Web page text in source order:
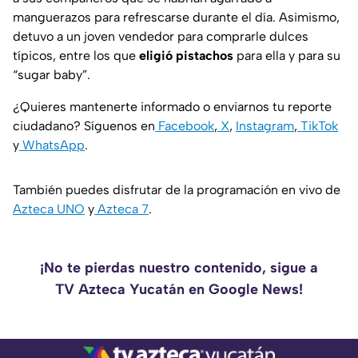
manguerazos para refrescarse durante el día. Asimismo,
detuvo a un joven vendedor para comprarle dulces
típicos, entre los que eligió pistachos para ella y para su
“sugar baby”.
¿Quieres mantenerte informado o enviarnos tu reporte
ciudadano? Síguenos en Facebook, X, Instagram, TikTok
y WhatsApp.
También puedes disfrutar de la programación en vivo de
Azteca UNO y Azteca 7.
¡No te pierdas nuestro contenido, sigue a
TV Azteca Yucatán en Google News!